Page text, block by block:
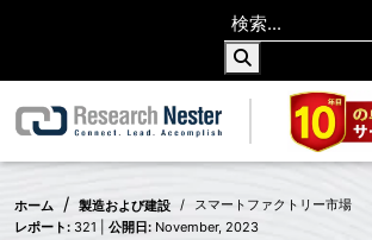
ホーム 製造および建設
スマートファクトリー市場
レポート: 321 | 公開日: November, 2023